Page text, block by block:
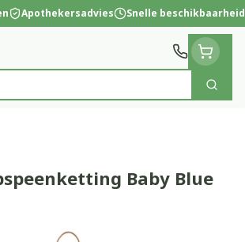
Apothekersadvies Snelle beschikbaarheid
Zoek
Baby Blue